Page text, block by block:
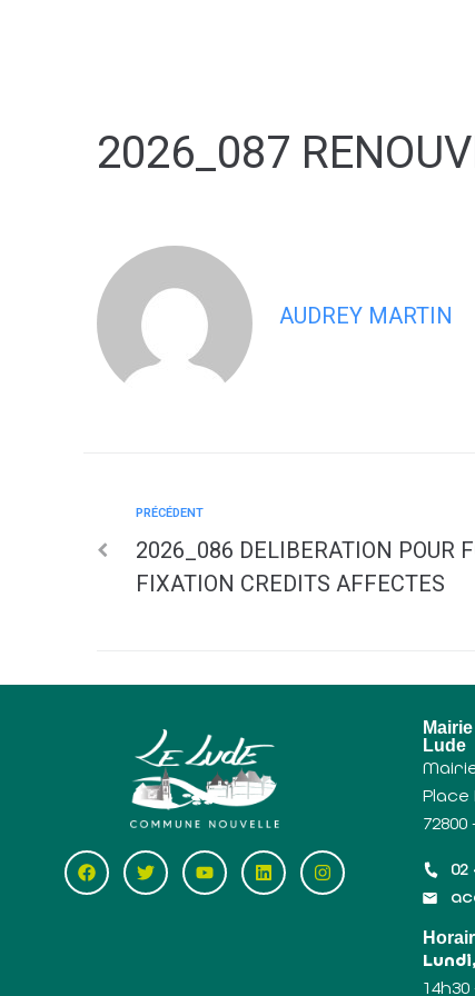
2026_087
AUDREY MARTIN
PRÉCÉDENT
2026_086 DELIBERATION POUR
FIXATION CREDITS AFFECTES
Lude
Place
72800
02
14h30